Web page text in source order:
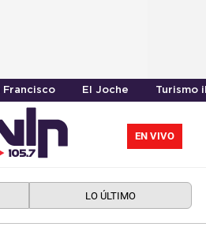
Francisco El Joche Turismo
EN VIVO
LO ÚLTIMO